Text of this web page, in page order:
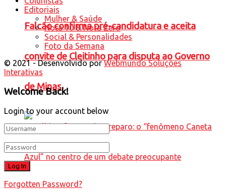
Falcão confirma pré-candidatura e aceita
convite de Cleitinho para disputa ao Governo
de Minas
Editoriais
Mulher & Saúde
Nota 10 & Nota Zero
Social & Personalidades
Foto da Semana
© 2021 - Desenvolvido porWebmundo Soluções
Interativas
Welcome Back!
Login to your account below
Forgotten Password?